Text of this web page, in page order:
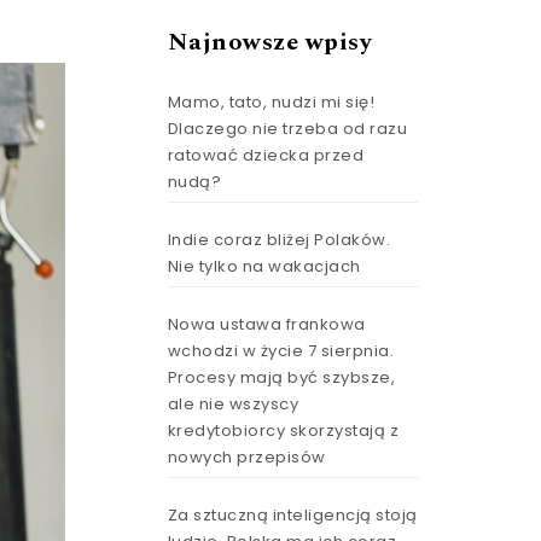
Najnowsze wpisy
Mamo, tato, nudzi mi się!
Dlaczego nie trzeba od razu
ratować dziecka przed
nudą?
Indie coraz bliżej Polaków.
Nie tylko na wakacjach
Nowa ustawa frankowa
wchodzi w życie 7 sierpnia.
Procesy mają być szybsze,
ale nie wszyscy
kredytobiorcy skorzystają z
nowych przepisów
Za sztuczną inteligencją stoją